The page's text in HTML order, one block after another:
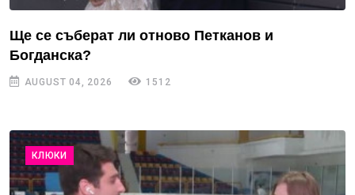
Ще се съберат ли отново Петканов и
Богданска?
AUGUST 04, 2026 1512
КЛЮКИ